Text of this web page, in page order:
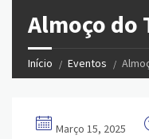
Almoço do
Início Eventos
Março 15, 2025